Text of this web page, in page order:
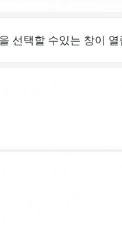
선택할 수있는 창이